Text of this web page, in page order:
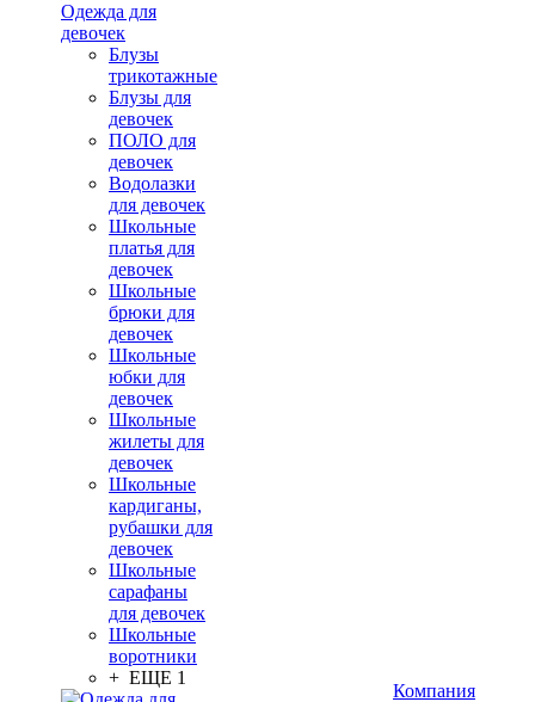
Одежда для
девочек
Блузы
трикотажные
Блузы для
девочек
ПОЛО для
девочек
Водолазки
для девочек
Школьные
платья для
девочек
Школьные
брюки для
девочек
Школьные
юбки для
девочек
Школьные
жилеты для
девочек
Школьные
кардиганы,
рубашки для
девочек
Школьные
сарафаны
для девочек
Школьные
воротники
+ ЕЩЕ 1
Компания